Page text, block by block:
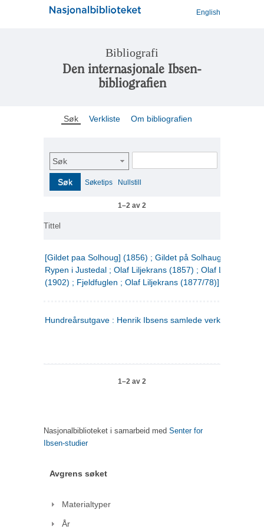
English
Bibliografi
Den internasjonale Ibsen-
bibliografien
Søk Verkliste Om bibliografien
Søk
Søk Søketips Nullstill
1–2 av 2
Tittel
[Gildet paa Solhoug] (1856) ; Gildet på Solhaug (1883) ;
Rypen i Justedal ; Olaf Liljekrans (1857) ; Olaf Liljekrans
(1902) ; Fjeldfuglen ; Olaf Liljekrans (1877/78)]
Hundreårsutgave : Henrik Ibsens samlede verker. 3
1–2 av 2
Nasjonalbiblioteket i samarbeid med Senter for
Ibsen-studier
Avgrens søket
Materialtyper
År